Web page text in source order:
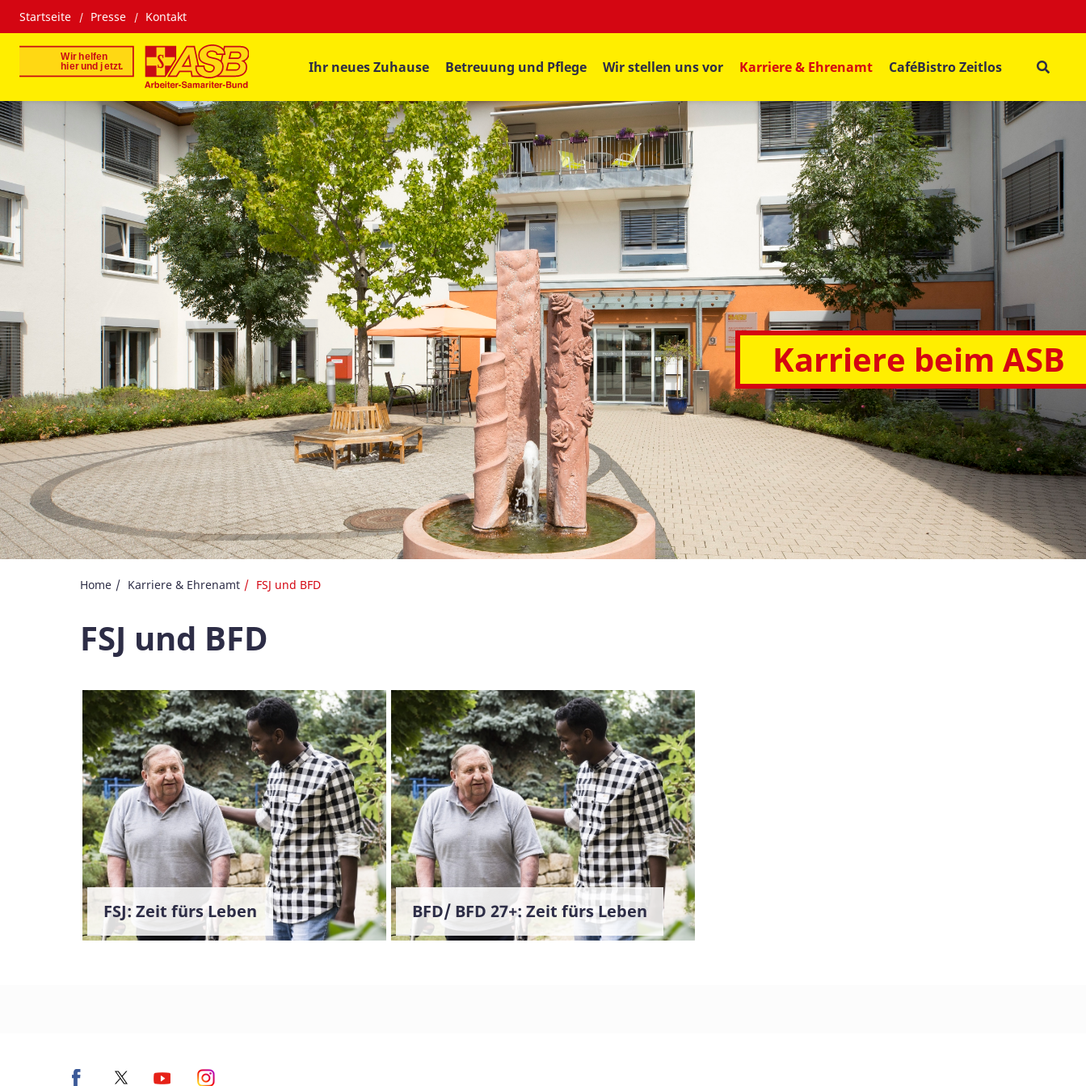
Startseite Presse Kontakt
Ihr neues Zuhause Betreuung und Pflege Wir stellen uns vor Karriere & Ehrenamt CaféBistro Zeitlos
Karriere beim ASB
Home Karriere & Ehrenamt FSJ und BFD
FSJ und BFD
FSJ: Zeit fürs Leben BFD/ BFD 27+: Zeit fürs Leben